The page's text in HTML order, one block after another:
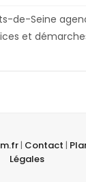
de-Seine
et
| Contact |
Légales